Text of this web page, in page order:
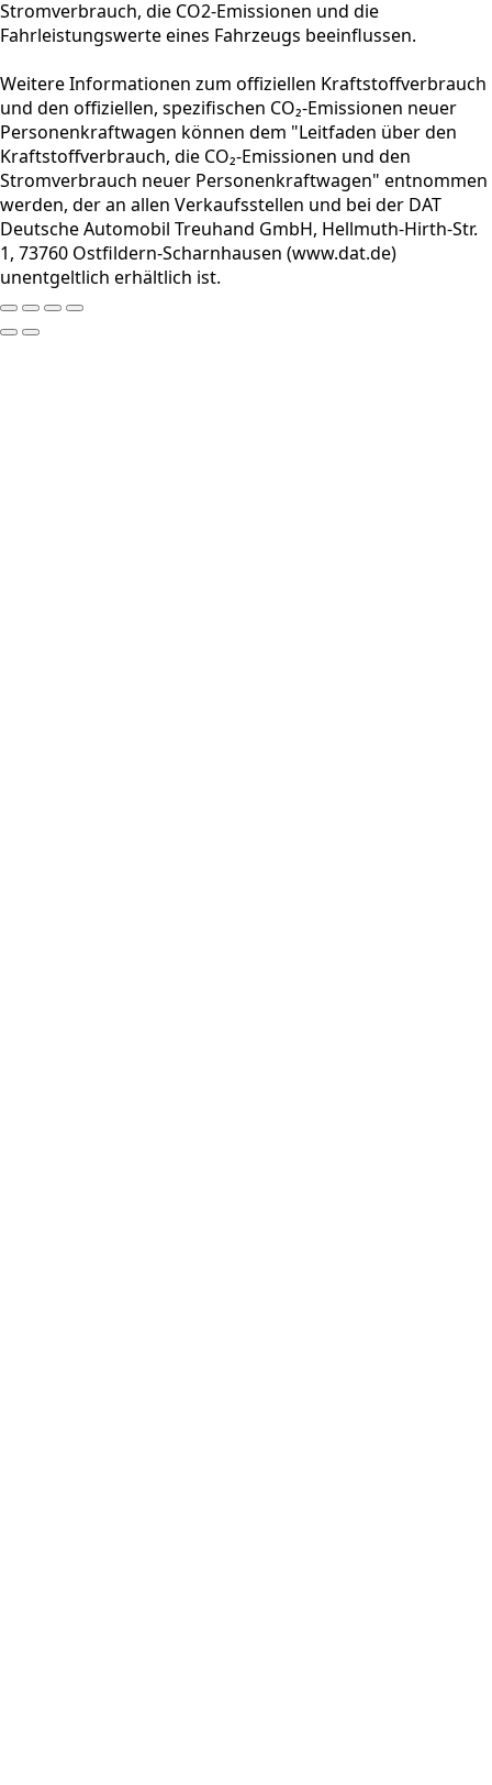
Stromverbrauch, die CO2-Emissionen und die
Fahrleistungswerte eines Fahrzeugs beeinflussen.
Weitere Informationen zum offiziellen Kraftstoffverbrauch
und den offiziellen, spezifischen CO₂-Emissionen neuer
Personenkraftwagen können dem "Leitfaden über den
Kraftstoffverbrauch, die CO₂-Emissionen und den
Stromverbrauch neuer Personenkraftwagen" entnommen
werden, der an allen Verkaufsstellen und bei der DAT
Deutsche Automobil Treuhand GmbH, Hellmuth-Hirth-Str.
1, 73760 Ostfildern-Scharnhausen (www.dat.de)
unentgeltlich erhältlich ist.